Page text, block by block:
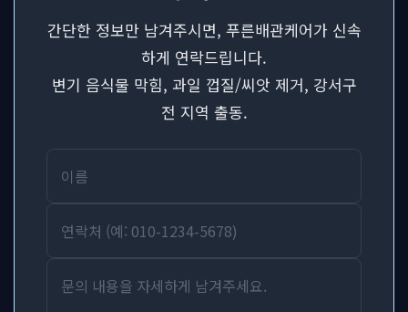
간단한 정보만 남겨주시면, 푸른배관케어가 신속
하게 연락드립니다.
변기 음식물 막힘, 과일 껍질/씨앗 제거, 강서구
전 지역 출동.